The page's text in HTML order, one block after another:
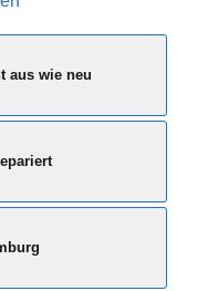
aus wie neu